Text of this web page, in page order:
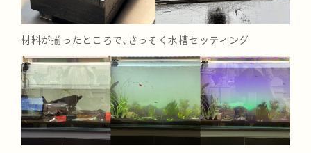
材料が揃ったところで、さっそく水槽セッティング